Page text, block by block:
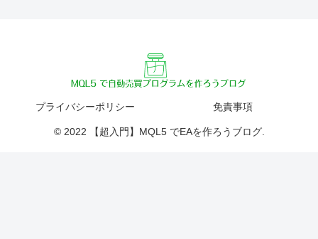
プライバシーポリシー 免責事項
© 2022 【超入門】MQL5 でEAを作ろうブログ.